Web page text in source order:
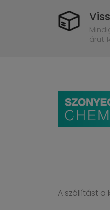
árut
A szállítást a